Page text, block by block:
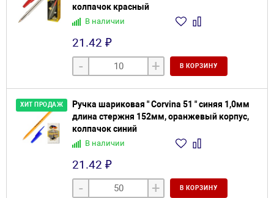
колпачок красный
В наличии
21.42 ₽
- + В КОРЗИНУ
ХИТ ПРОДАЖ
Ручка шариковая " Corvina 51 " синяя 1,0мм
длина стержня 152мм, оранжевый корпус,
колпачок синий
В наличии
21.42 ₽
- + В КОРЗИНУ